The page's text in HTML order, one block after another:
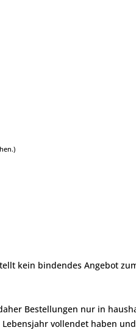
kein bindendes Angebot
Bestellungen nur in
vollendet haben